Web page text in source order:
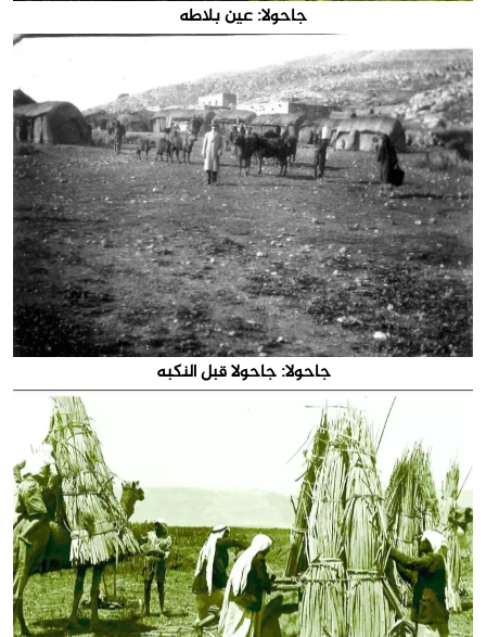
جاحولا: عين بلاطه
جاحولا: جاحولا قبل النكبه